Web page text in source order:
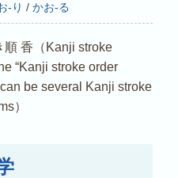
-り /かお-る
順 香（Kanji stroke
“Kanji stroke order
be several Kanji stroke
）